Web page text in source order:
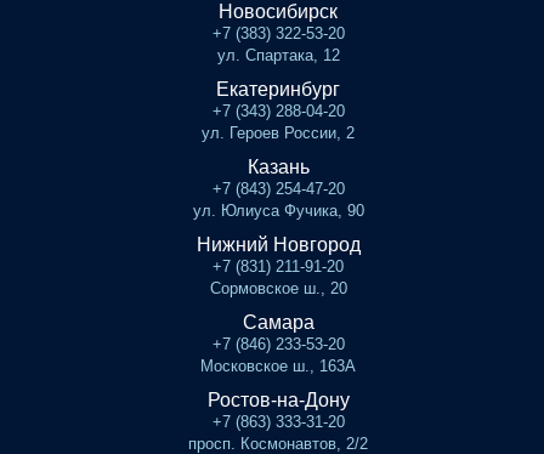
Новосибирск
+7 (383) 322-53-20
ул. Спартака, 12
Екатеринбург
+7 (343) 288-04-20
ул. Героев России, 2
Казань
+7 (843) 254-47-20
ул. Юлиуса Фучика, 90
Нижний Новгород
+7 (831) 211-91-20
Сормовское ш., 20
Самара
+7 (846) 233-53-20
Московское ш., 163А
Ростов-на-Дону
+7 (863) 333-31-20
просп. Космонавтов, 2/2